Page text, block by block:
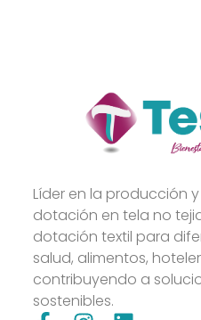
Líder en la producción
dotación en tela no
dotación textil para
salud, alimentos,
contribuyendo a
sostenibles.